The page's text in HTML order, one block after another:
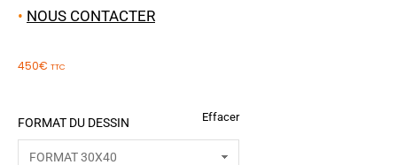
• NOUS CONTACTER
450€ TTC
FORMAT DU DESSIN Effacer